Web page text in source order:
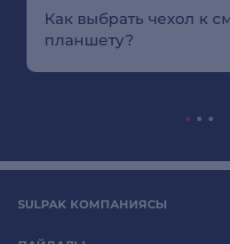
Как выбрать чехол к
планшету?
SULPAK КОМПАНИЯСЫ